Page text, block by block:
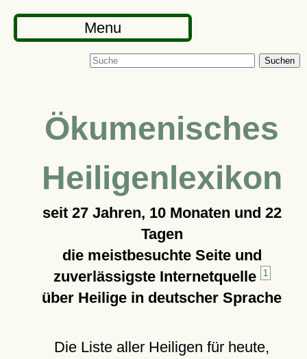
Menu
Suchen
Ökumenisches
Heiligenlexikon
seit 27 Jahren, 10 Monaten und 22
Tagen
die meistbesuchte Seite und
zuverlässigste Internetquelle
1
über Heilige in deutscher Sprache
Die Liste aller Heiligen für heute,